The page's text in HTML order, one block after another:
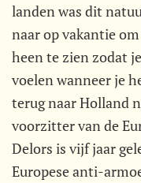
landen was dit
naar op vakantie
heen te zien zodat
voelen wanneer je
terug naar Holland
voorzitter van de
Delors is vijf jaar
Europese anti-